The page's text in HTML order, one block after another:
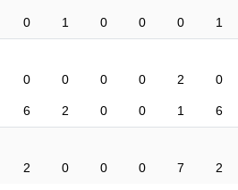
0 1 0 0 0 1
0 0 0 0 2 0
6 2 0 0 1 6
2 0 0 0 7 2